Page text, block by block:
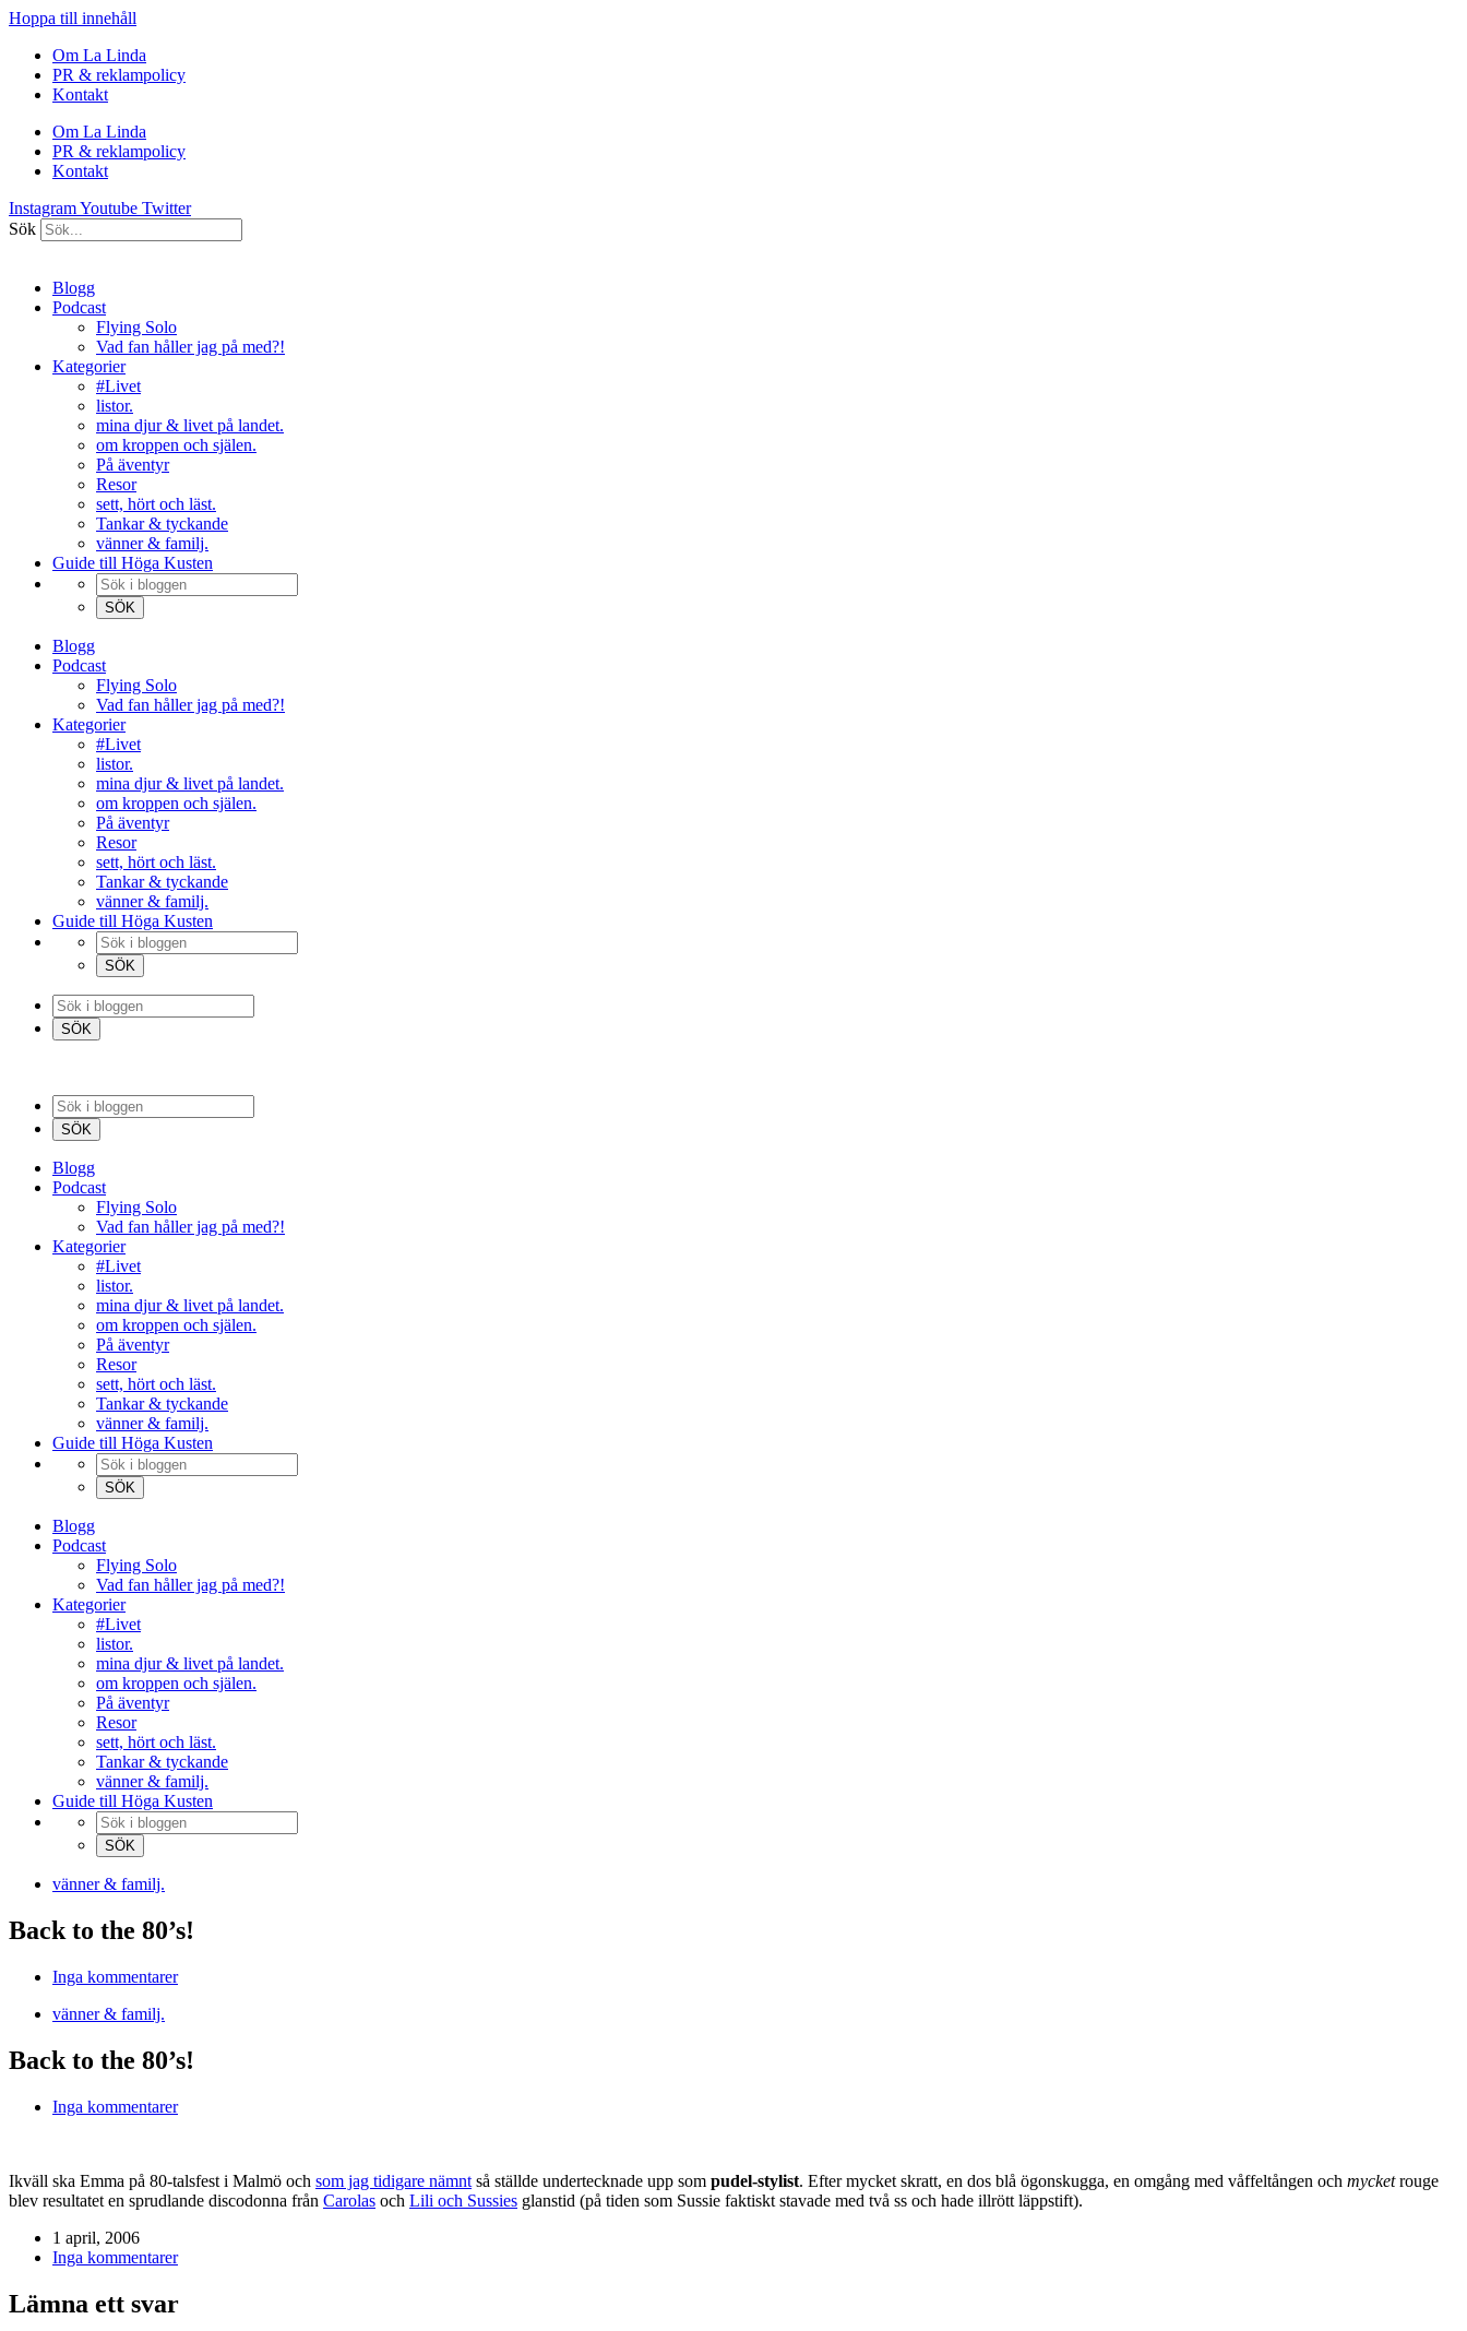
Hoppa till innehåll
Om La Linda
PR & reklampolicy
Kontakt
Om La Linda
PR & reklampolicy
Kontakt
InstagramYoutube Twitter
Sök
Blogg
Podcast
Flying Solo
Vad fan håller jag på med?!
Kategorier
#Livet
listor.
mina djur & livet på landet.
om kroppen och själen.
På äventyr
Resor
sett, hört och läst.
Tankar & tyckande
vänner & familj.
Guide till Höga Kusten
Blogg
Podcast
Flying Solo
Vad fan håller jag på med?!
Kategorier
#Livet
listor.
mina djur & livet på landet.
om kroppen och själen.
På äventyr
Resor
sett, hört och läst.
Tankar & tyckande
vänner & familj.
Guide till Höga Kusten
Blogg
Podcast
Flying Solo
Vad fan håller jag på med?!
Kategorier
#Livet
listor.
mina djur & livet på landet.
om kroppen och själen.
På äventyr
Resor
sett, hört och läst.
Tankar & tyckande
vänner & familj.
Guide till Höga Kusten
Blogg
Podcast
Flying Solo
Vad fan håller jag på med?!
Kategorier
#Livet
listor.
mina djur & livet på landet.
om kroppen och själen.
På äventyr
Resor
sett, hört och läst.
Tankar & tyckande
vänner & familj.
Guide till Höga Kusten
vänner & familj.
Back to the 80’s!
Inga kommentarer
vänner & familj.
Back to the 80’s!
Inga kommentarer
Ikväll ska Emma på 80-talsfest i Malmö och som jag tidigare nämnt så ställde undertecknade upp som pudel-stylist. Efter mycket skratt, en dos blå ögonskugga, en omgång med våffeltången och mycketrouge
blev resultatet en sprudlande discodonna från Carolas och Lili och Sussies glanstid (på tiden som Sussie faktiskt stavade med två ss och hade illrött läppstift).
1 april, 2006
Inga kommentarer
Lämna ett svar